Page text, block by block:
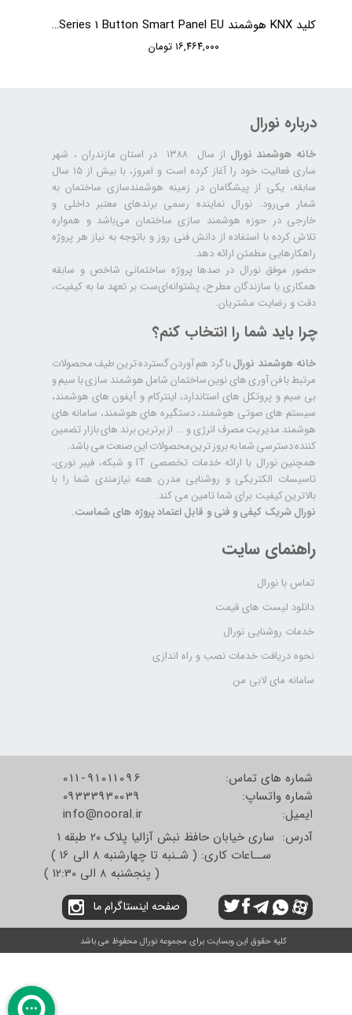
کلید KNX هوشمند HDL Tile Series 1 Button Smart Panel EU
۱۶,۴۶۴,۰۰۰ تومان
درباره نورال
خانه هوشمند نورال
از سال ۱۳۸۸ در استان مازندران ، شهر
ساری فعالیت خود را آغاز کرده است و امروز، با بیش از ۱۵ سال
سابقه، یکی از پیشگامان در زمینه هوشمندسازی ساختمان به
شمار می‌رود. نورال نماینده رسمی برندهای معتبر داخلی و
خارجی در حوزه هوشمند سازی ساختمان می‌باشد و همواره
تلاش کرده با استفاده از دانش فنی روز و باتوجه به نیاز هر پروژه
راهکارهایی مطمئن ارائه دهد.
حضور موفق نورال در صدها پروژه‌ ساختمانی شاخص و سابقه
همکاری با سازندگان مطرح، پشتوانه‌ای‌ست بر تعهد ما به کیفیت،
دقت و رضایت مشتریان.
راهنمای سایت
تماس با نورال
دانلود لیست های قیمت
خدمات روشنایی نورال
نحوه دریافت خدمات نصب و راه اندازی
سامانه مای لابی من
چرا باید شما را انتخاب کنم؟
خانه هوشمند نورالبا گرد هم آوردن گسترده ترین طیف محصولات
مرتبط با فن آوری های نوین ساختمان شامل هوشمند سازی با سیم و
بی سیم و پروتکل های استاندارد، اینترکام و آیفون های هوشمند،
سیستم های صوتی هوشمند، دستگیره های هوشمند، سامانه های
هوشمند مدیریت مصرف انرژی و ... از برترین برند های بازار تضمین
کننده دسترسی شما به بروز ترین محصولات این صنعت می باشد.
همچنین نورال با ارائه خدمات تخصصی IT و شبکه، فیبر نوری،
تاسیسات الکتریکی و روشنایی مدرن همه نیازمندی شما را با
بالاترین کیفیت برای شما تامین می کند.
نورال شریک کیفی و فنی و قابل اعتماد پروژه های شماست.
شماره های تماس:
شماره واتساپ:
​​​​​​​ایمیل:
011-91011096
09333930039
info@nooral.ir
آدرس: ساری خیابان حافظ نبش آزالیا پلاک 20 طبقه 1
ســاعات کاری: ( شـنبه تا چهارشنبه 8 الی 16 )
( پنجشنبه 8 الی 12:30 )
صفحه اینستاگرام ما
کلیه حقوق این وبسایت برای مجموعه نورال محفوظ می باشد